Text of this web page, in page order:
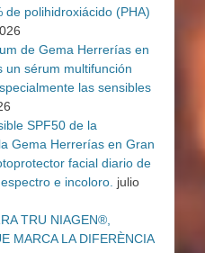
de polihidroxiácido (PHA)
de Gema Herrerías en
un sérum multifunción
las sensibles
SPF50 de la
Gema Herrerías en Gran
facial diario de
e incoloro. julio
TRU NIAGEN®,
MARCA LA DIFERÈNCIA